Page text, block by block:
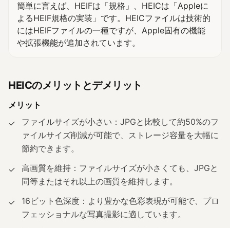
簡単に言えば、HEIFは「規格」、HEICは「Appleに
よるHEIF規格の実装」です。HEICファイルは技術的
にはHEIFファイルの一種ですが、Apple固有の機能
や拡張機能が追加されています。
HEICのメリットとデメリット
メリット
✓
ファイルサイズが小さい：JPGと比較して約50%のフ
ァイルサイズ削減が可能で、ストレージ容量を大幅に
節約できます。
✓
高画質を維持：ファイルサイズが小さくても、JPGと
同等またはそれ以上の画質を維持します。
✓
16ビット色深度：より豊かな色彩表現が可能で、プロ
フェッショナルな写真撮影に適しています。